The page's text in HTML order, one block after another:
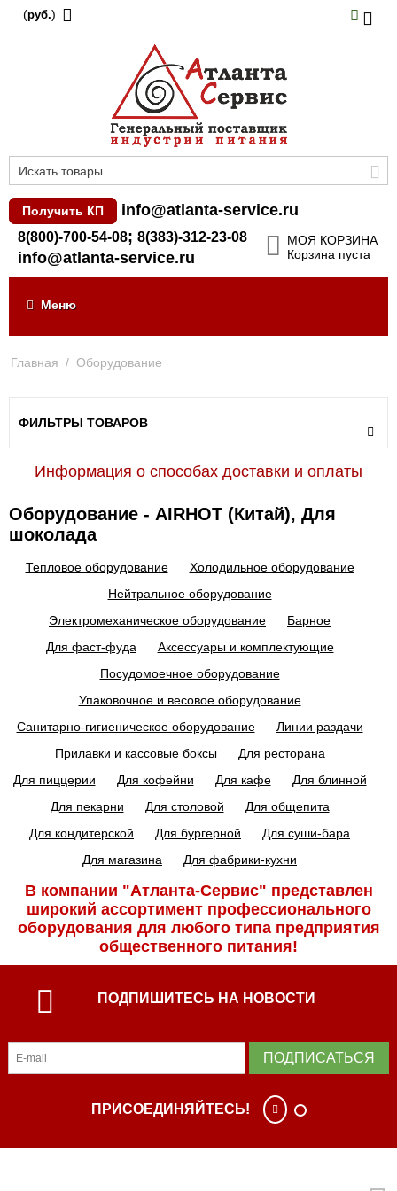
(руб.)
Получить КП info@atlanta-service.ru
8(800)-700-54-08; 8(383)-312-23-08
info@atlanta-service.ru
МОЯ КОРЗИНА
Корзина пуста
Меню
Главная / Оборудование
ФИЛЬТРЫ ТОВАРОВ
Информация о способах доставки и оплаты
Оборудование - AIRHOT (Китай), Для
шоколада
Тепловое оборудование
Холодильное оборудование
Нейтральное оборудование
Электромеханическое оборудование
Барное
Для фаст-фуда
Аксессуары и комплектующие
Посудомоечное оборудование
Упаковочное и весовое оборудование
Санитарно-гигиеническое оборудование
Линии раздачи
Прилавки и кассовые боксы
Для ресторана
Для пиццерии
Для кофейни Для кафе
Для блинной
Для пекарни
Для столовой
Для общепита
Для кондитерской
Для бургерной
Для суши-бара
Для магазина
Для фабрики-кухни
В компании "Атланта-Сервис" представлен
широкий ассортимент профессиональ­ного
оборудования для любого типа предприятия
общественного питания!
ПОДПИШИТЕСЬ НА НОВОСТИ
ПОДПИСАТЬСЯ
ПРИСОЕДИНЯЙТЕСЬ!